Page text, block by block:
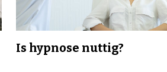
Is hypnose nuttig?